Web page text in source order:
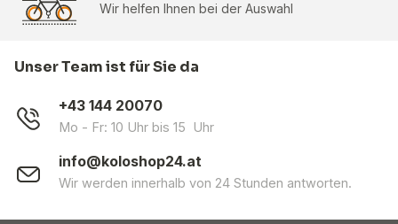
Wir helfen Ihnen bei der Auswahl
Unser Team ist für Sie da
+43 144 20070
Mo - Fr: 10 Uhr bis 15 Uhr
info@koloshop24.at
Wir werden innerhalb von 24 Stunden antworten.